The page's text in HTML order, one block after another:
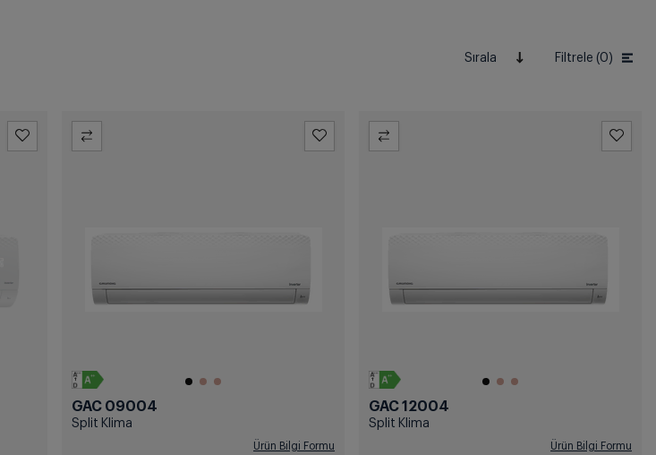
Sırala Filtrele (0)
GAC 09004
Split Klima
Ürün Bilgi Formu
GAC 12004
Split Klima
Ürün Bilgi Formu